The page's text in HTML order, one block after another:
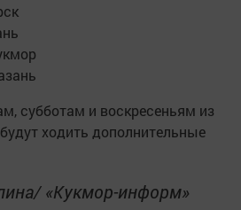
субботам и воскресеньям из
ходить дополнительные
«Кукмор-информ»